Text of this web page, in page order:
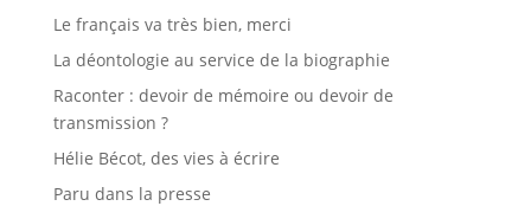
Le français va très bien, merci
La déontologie au service de la biographie
Raconter : devoir de mémoire ou devoir de
transmission ?
Hélie Bécot, des vies à écrire
Paru dans la presse